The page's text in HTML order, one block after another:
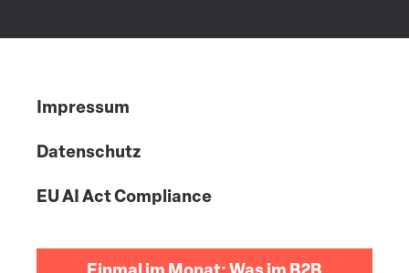
Impressum
Datenschutz
EU AI Act Compliance